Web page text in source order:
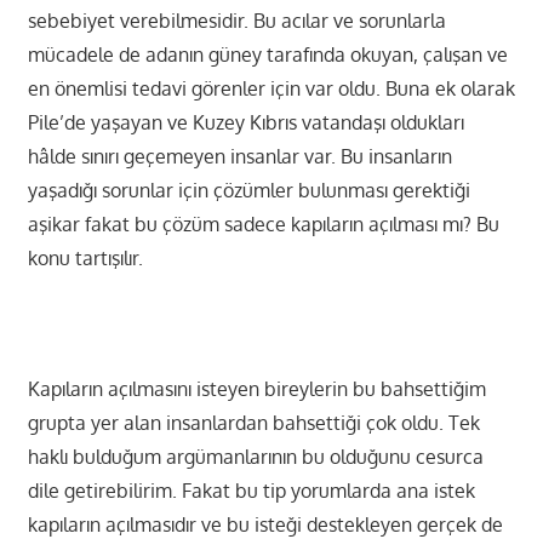
sebebiyet verebilmesidir. Bu acılar ve sorunlarla
mücadele de adanın güney tarafında okuyan, çalışan ve
en önemlisi tedavi görenler için var oldu. Buna ek olarak
Pile’de yaşayan ve Kuzey Kıbrıs vatandaşı oldukları
hâlde sınırı geçemeyen insanlar var. Bu insanların
yaşadığı sorunlar için çözümler bulunması gerektiği
aşikar fakat bu çözüm sadece kapıların açılması mı? Bu
konu tartışılır.
Kapıların açılmasını isteyen bireylerin bu bahsettiğim
grupta yer alan insanlardan bahsettiği çok oldu. Tek
haklı bulduğum argümanlarının bu olduğunu cesurca
dile getirebilirim. Fakat bu tip yorumlarda ana istek
kapıların açılmasıdır ve bu isteği destekleyen gerçek de